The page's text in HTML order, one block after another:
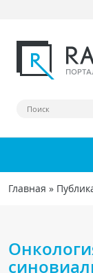
НОВОЕ НА
Форум
Вы
Главная »